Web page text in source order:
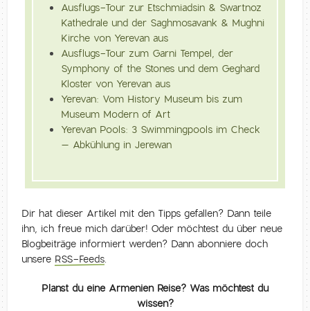
Ausflugs-Tour zur Etschmiadsin & Swartnoz
Kathedrale und der Saghmosavank & Mughni
Kirche von Yerevan aus
Ausflugs-Tour zum Garni Tempel, der
Symphony of the Stones und dem Geghard
Kloster von Yerevan aus
Yerevan: Vom History Museum bis zum
Museum Modern of Art
Yerevan Pools: 3 Swimmingpools im Check
– Abkühlung in Jerewan
Dir hat dieser Artikel mit den Tipps gefallen? Dann teile
ihn, ich freue mich darüber! Oder möchtest du über neue
Blogbeiträge informiert werden? Dann abonniere doch
unsere RSS-Feeds.
Planst du eine Armenien Reise? Was möchtest du
wissen?